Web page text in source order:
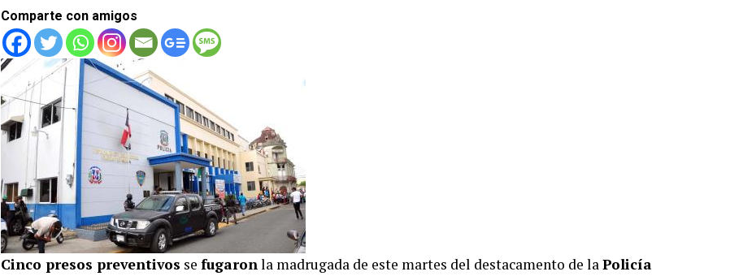
Comparte con amigos
Cinco presos preventivos se fugaronla madrugada de este martes del destacamento de laPolicía